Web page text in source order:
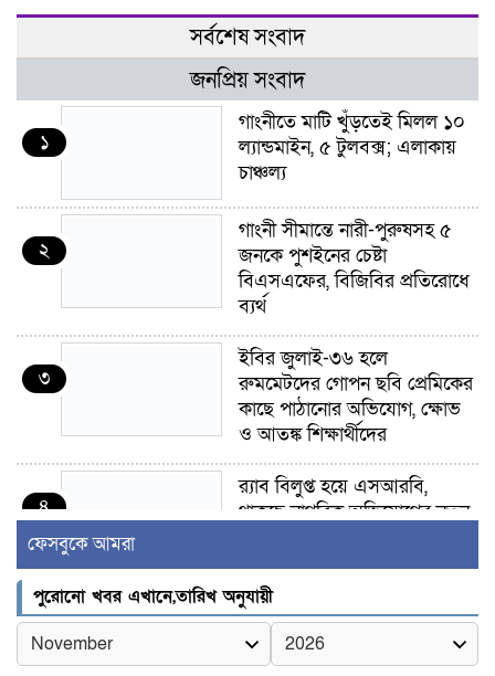
সর্বশেষ সংবাদ
জনপ্রিয় সংবাদ
১
গাংনীতে মাটি খুঁড়তেই মিলল ১০
ল্যান্ডমাইন, ৫ টুলবক্স; এলাকায়
চাঞ্চল্য
২
গাংনী সীমান্তে নারী-পুরুষসহ ৫
জনকে পুশইনের চেষ্টা
বিএসএফের, বিজিবির প্রতিরোধে
ব্যর্থ
৩
ইবির জুলাই-৩৬ হলে
রুমমেটদের গোপন ছবি প্রেমিকের
কাছে পাঠানোর অভিযোগ, ক্ষোভ
ও আতঙ্ক শিক্ষার্থীদের
৪
র‍্যাব বিলুপ্ত হয়ে এসআরবি,
থাকছে নাগরিক অভিযোগের নতুন
৫
খোকসায় বিএনপি নেতা নাফিজ
আহমেদ রাজুর ওপর সশস্ত্র হামলা,
গুরুতর আহত
ফেসবুকে আমরা
পুরোনো খবর এখানে,তারিখ অনুযায়ী